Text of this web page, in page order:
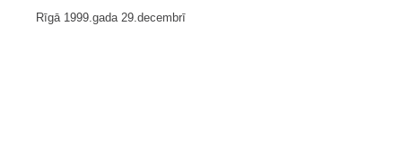
Rīgā 1999.gada 29.decembrī